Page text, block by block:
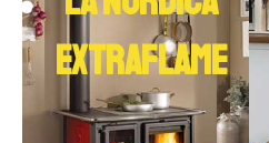
EXTRAFLAME